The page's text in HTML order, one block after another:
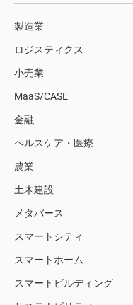
製造業
ロジスティクス
小売業
MaaS/CASE
金融
ヘルスケア・医療
農業
土木建設
メタバース
スマートシティ
スマートホーム
スマートビルディング